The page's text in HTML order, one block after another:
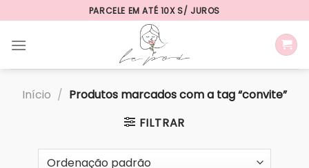
to
content
PARCELE EM ATÉ 10X S/ JUROS
Início / Produtos marcados com a tag “convite”
FILTRAR